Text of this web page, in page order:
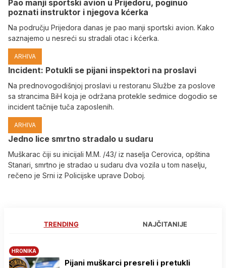
Pao manji sportski avion u Prijedoru, poginuo
poznati instruktor i njegova kćerka
Na području Prijedora danas je pao manji sportski avion. Kako
saznajemo u nesreći su stradali otac i kćerka.
ARHIVA
Incident: Potukli se pijani inspektori na proslavi
Na prednovogodišnjoj proslavi u restoranu Službe za poslove
sa strancima BiH koja je održana protekle sedmice dogodio se
incident tačnije tuča zaposlenih.
ARHIVA
Јedno lice smrtno stradalo u sudaru
Muškarac čiji su inicijali M.M. /43/ iz naselja Cerovica, opština
Stanari, smrtno je stradao u sudaru dva vozila u tom naselju,
rečeno je Srni iz Policijske uprave Doboj.
TRENDING NAJČITANIJE
HRONIKA
Pijani muškarci presreli i pretukli